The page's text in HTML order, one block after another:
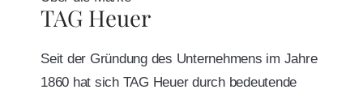
TAG Heuer
Seit der Gründung des Unternehmens im Jahre
1860 hat sich TAG Heuer durch bedeutende